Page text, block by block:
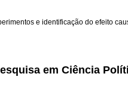
e identificação do efeito
em Ciência